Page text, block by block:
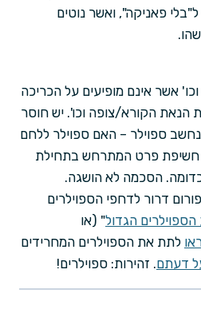
פאניקה", ואשר נוטים
אשר אינם מופיעים על הכריכה
הנאת הקורא/צופה וכו'. יש חוסר
ספוילר – האם ספוילר ללחם
חשיפת פרט המתרחש בתחילת
הסכמה לא הושגה.
הפורום דרור לדחפי הספוילרים
הגדול" (או
לתת את הספוילרים המחרידים
דעתם. זהירות: ספוילרים!